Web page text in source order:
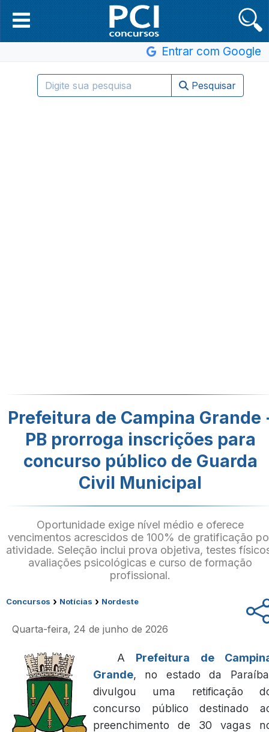
Entrar com Google
Pesquisar
Prefeitura de Campina Grande
PB prorroga inscrições para
concurso público de Guarda
Civil Municipal
Oportunidade exige nível médio e oferece
vencimentos acrescidos de 100% de gratificação
atividade. Seleção inclui prova objetiva, testes
avaliações psicológicas e curso de formação
profissional.
Concursos › Notícias › Nordeste
Quarta-feira, 24 de junho de 2026
A Prefeitura de
Grande, no estado da
divulgou uma retificação
concurso público destinado
preenchimento de 30 vagas